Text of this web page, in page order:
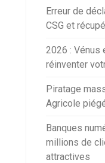
Erreur de
CSG et
2026 : Vénus
réinventer
Piratage
Agricole
Banques
millions de
attractives